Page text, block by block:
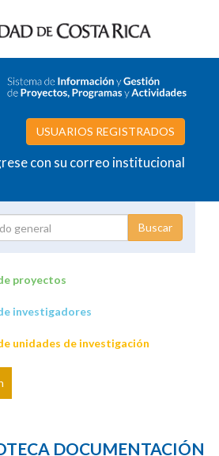
USUARIOS REGISTRADOS
con su correo institucional
proyectos
investigadores
unidades de investigación
DOCUMENTACIÓN